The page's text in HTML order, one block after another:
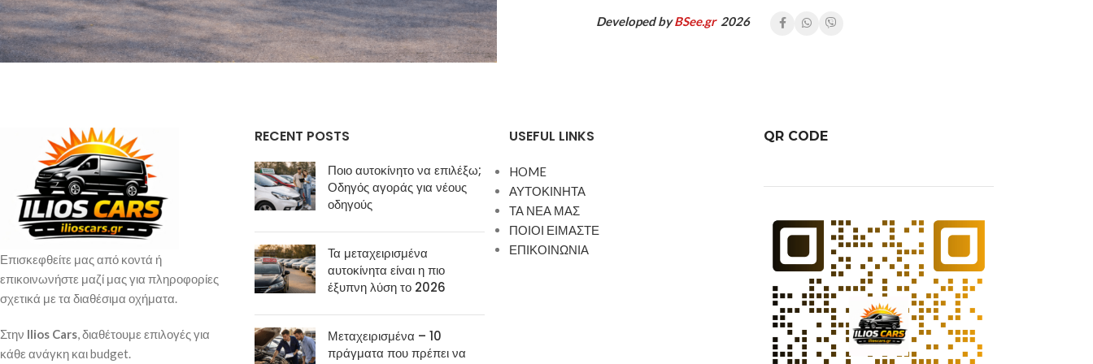
Developed byBSee.gr 2026
Επισκεφθείτε μας από κοντά ή
επικοινωνήστε μαζί μας για πληροφορίες
σχετικά με τα διαθέσιμα οχήματα.
Στην Ilios Cars, διαθέτουμε επιλογές για
κάθε ανάγκη και budget.
RECENT POSTS
Ποιο αυτοκίνητο να επιλέξω;
Οδηγός αγοράς για νέους
οδηγούς
Τα μεταχειρισμένα
αυτοκίνητα είναι η πιο
έξυπνη λύση το 2026
Μεταχειρισμένα – 10
πράγματα που πρέπει να
USEFUL LINKS
HOME
ΑΥΤΟΚΙΝΗΤΑ
ΤΑ ΝΕΑ ΜΑΣ
ΠΟΙΟΙ ΕΙΜΑΣΤΕ
ΕΠΙΚΟΙΝΩΝΙΑ
QR CODE